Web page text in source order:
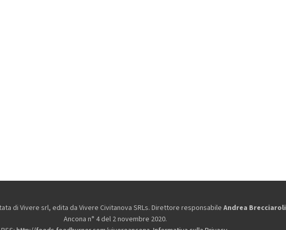
di Vivere srl, edita da Vivere Civitanova SRLs. Direttore responsabile Andrea Brecciaroli
Ancona n° 4 del 2 novembre 2020.